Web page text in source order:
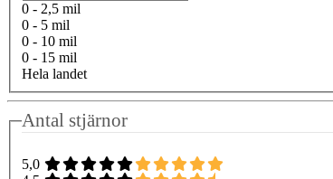
0 - 2,5 mil
0 - 5 mil
0 - 10 mil
0 - 15 mil
Hela landet
Antal stjärnor
5,0